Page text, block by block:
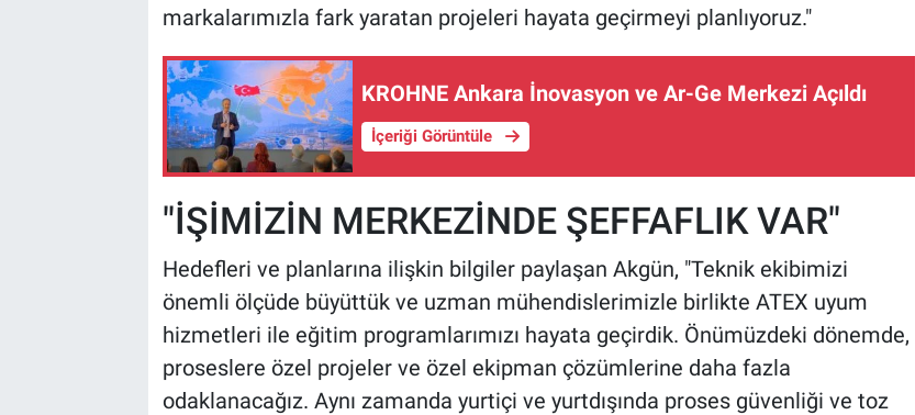
markalarımızla fark yaratan projeleri hayata geçirmeyi planlıyoruz."
KROHNE Ankara İnovasyon ve Ar-Ge Merkezi Açıldı
İçeriği Görüntüle
"İŞİMİZİN MERKEZİNDE ŞEFFAFLIK VAR"
Hedefleri ve planlarına ilişkin bilgiler paylaşan Akgün, "Teknik ekibimizi
önemli ölçüde büyüttük ve uzman mühendislerimizle birlikte ATEX uyum
hizmetleri ile eğitim programlarımızı hayata geçirdik. Önümüzdeki dönemde,
proseslere özel projeler ve özel ekipman çözümlerine daha fazla
odaklanacağız. Aynı zamanda yurtiçi ve yurtdışında proses güvenliği ve toz